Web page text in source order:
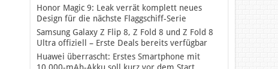
Honor Magic 9: Leak verrät komplett neues
Design für die nächste Flaggschiff-Serie
Samsung Galaxy Z Flip 8, Z Fold 8 und Z Fold 8
Ultra offiziell – Erste Deals bereits verfügbar
Huawei überrascht: Erstes Smartphone mit